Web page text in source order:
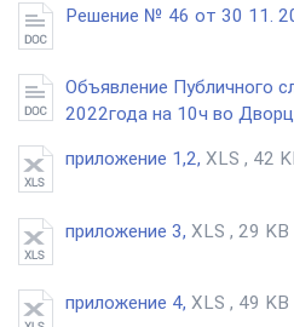
Решение № 46 от 30 11.
Объявление Публичного
2022года на 10ч во
приложение 1,2, XLS , 42
приложение 3, XLS , 29 KB
приложение 4, XLS , 49 KB